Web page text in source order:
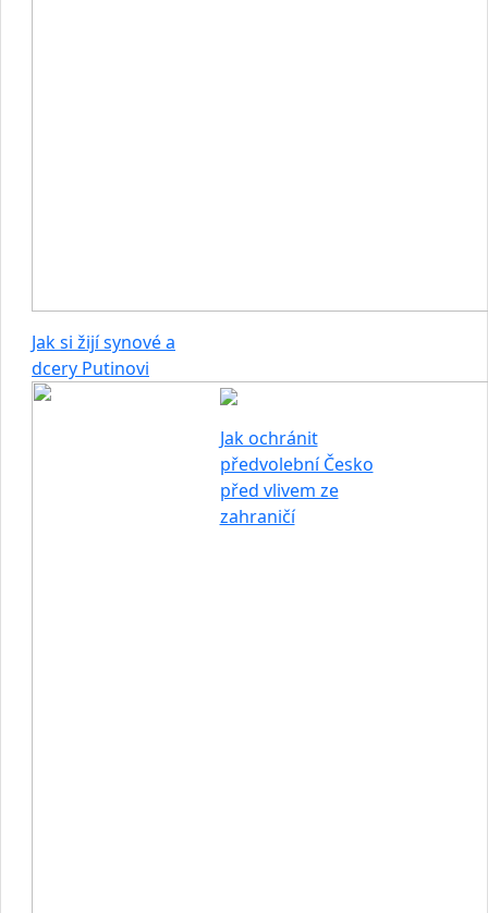
Jak si žijí synové a
dcery Putinovi
Jak ochránit
předvolební Česko
před vlivem ze
zahraničí